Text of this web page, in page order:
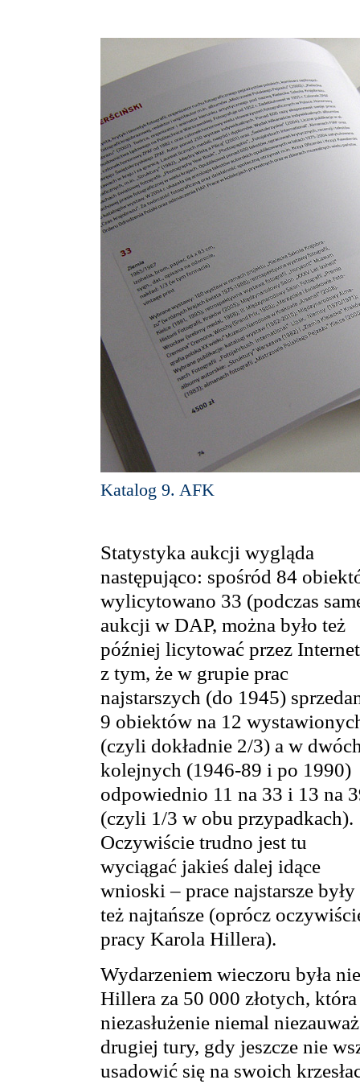
Katalog 9. AFK
Statystyka aukcji wygląda
następująco: spośród 84
wylicytowano 33 (podczas
aukcji w DAP, można było też
później licytować przez
z tym, że w grupie prac
najstarszych (do 1945)
9 obiektów na 12
(czyli dokładnie 2/3) a w
kolejnych (1946-89 i po 1990)
odpowiednio 11 na 33 i 13 na
(czyli 1/3 w obu przypadkach).
Oczywiście trudno jest tu
wyciągać jakieś dalej idące
wnioski – prace najstarsze były
też najtańsze (oprócz
pracy Karola Hillera).
Wydarzeniem wieczoru była
Hillera za 50 000 złotych,
niezasłużenie niemal
drugiej tury, gdy jeszcze nie
usadowić się na swoich